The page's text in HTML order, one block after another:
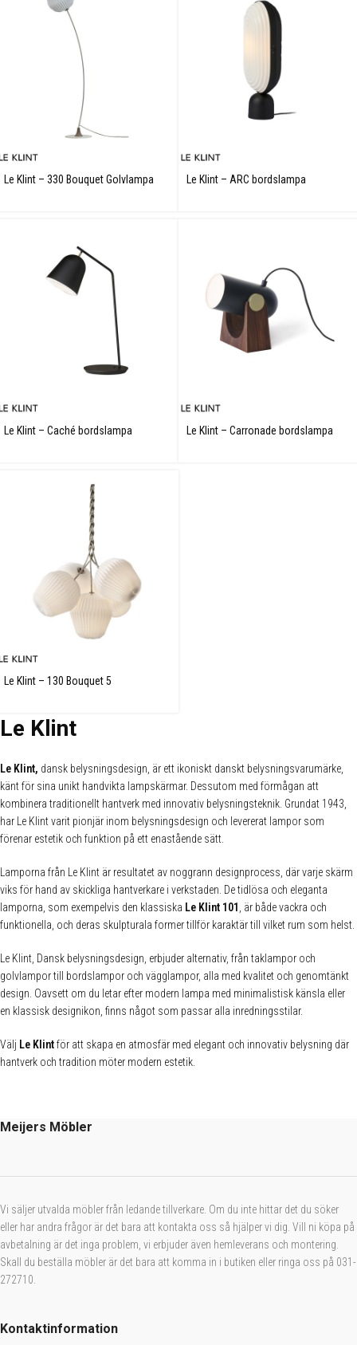
Le Klint – 330 Bouquet Golvlampa Le Klint – ARC bordslampa
Le Klint – Caché bordslampa Le Klint – Carronade bordslampa
Le Klint – 130 Bouquet 5
Le Klint
Le Klint, dansk belysningsdesign, är ett ikoniskt danskt belysningsvarumärke,
känt för sina unikt handvikta lampskärmar. Dessutom med förmågan att
kombinera traditionellt hantverk med innovativ belysningsteknik. Grundat 1943,
har Le Klint varit pionjär inom belysningsdesign och levererat lampor som
förenar estetik och funktion på ett enastående sätt.
Lamporna från Le Klint är resultatet av noggrann designprocess, där varje skärm
viks för hand av skickliga hantverkare i verkstaden. De tidlösa och eleganta
lamporna, som exempelvis den klassiska Le Klint 101 , är både vackra och
funktionella, och deras skulpturala former tillför karaktär till vilket rum som helst.
Le Klint, Dansk belysningsdesign, erbjuder alternativ, från taklampor och
golvlampor till bordslampor och vägglampor, alla med kvalitet och genomtänkt
design. Oavsett om du letar efter modern lampa med minimalistisk känsla eller
en klassisk designikon, finns något som passar alla inredningsstilar.
Välj Le Klintför att skapa en atmosfär med elegant och innovativ belysning där
hantverk och tradition möter modern estetik.
Meijers Möbler
Vi säljer utvalda möbler från ledande tillverkare. Om du inte hittar det du söker
eller har andra frågor är det bara att kontakta oss så hjälper vi dig. Vill ni köpa på
avbetalning är det inga problem, vi erbjuder även hemleverans och montering.
Skall du beställa möbler är det bara att komma in i butiken eller ringa oss på 031-
272710.
Kontaktinformation